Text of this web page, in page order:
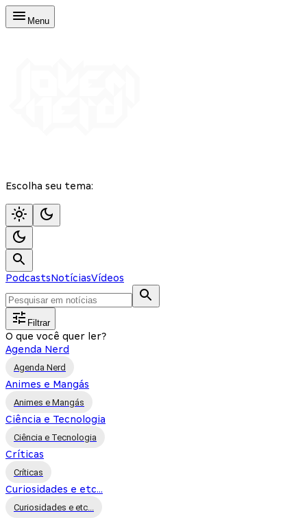
Menu
Escolha seu tema:
PodcastsNotíciasVídeos
Filtrar
O que você quer ler?
Agenda Nerd
Agenda Nerd
Animes e Mangás
Animes e Mangás
Ciência e Tecnologia
Ciência e Tecnologia
Críticas
Críticas
Curiosidades e etc...
Curiosidades e etc...